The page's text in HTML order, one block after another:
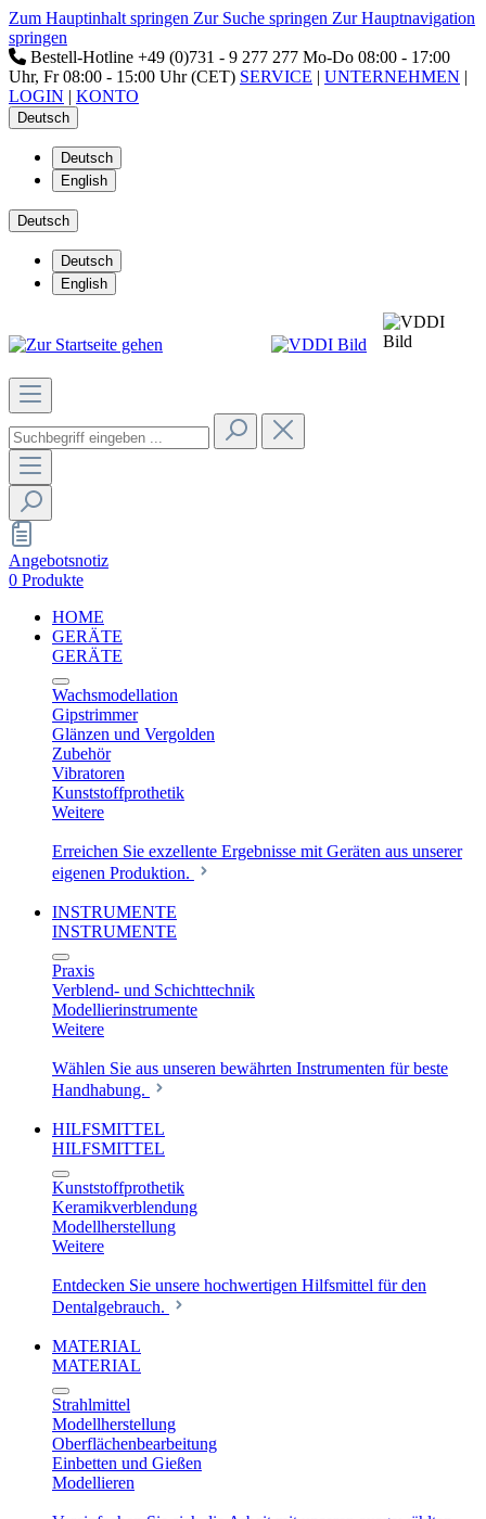
Zum Hauptinhalt springen Zur Suche springen Zur Hauptnavigation
springen
Bestell-Hotline +49 (0)731 - 9 277 277 Mo-Do 08:00 - 17:00
Uhr, Fr 08:00 - 15:00 Uhr (CET) SERVICE | UNTERNEHMEN |
LOGIN | KONTO
Deutsch
Deutsch
English
Deutsch
Deutsch
English
Angebotsnotiz
0 Produkte
HOME
GERÄTE
GERÄTE
Wachsmodellation
Gipstrimmer
Glänzen und Vergolden
Zubehör
Vibratoren
Kunststoffprothetik
Weitere
Erreichen Sie exzellente Ergebnisse mit Geräten aus unserer
eigenen Produktion.
INSTRUMENTE
INSTRUMENTE
Praxis
Verblend- und Schichttechnik
Modellierinstrumente
Weitere
Wählen Sie aus unseren bewährten Instrumenten für beste
Handhabung.
HILFSMITTEL
HILFSMITTEL
Kunststoffprothetik
Keramikverblendung
Modellherstellung
Weitere
Entdecken Sie unsere hochwertigen Hilfsmittel für den
Dentalgebrauch.
MATERIAL
MATERIAL
Strahlmittel
Modellherstellung
Oberflächenbearbeitung
Einbetten und Gießen
Modellieren